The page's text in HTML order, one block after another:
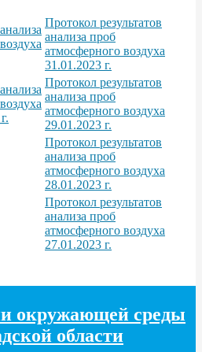
Протокол результатов
анализа проб
атмосферного воздуха
31.01.2023 г.
Протокол результатов
анализа проб
атмосферного воздуха
29.01.2023 г.
Протокол результатов
анализа проб
атмосферного воздуха
28.01.2023 г.
Протокол результатов
анализа проб
атмосферного воздуха
27.01.2023 г.
окружающей среды
области